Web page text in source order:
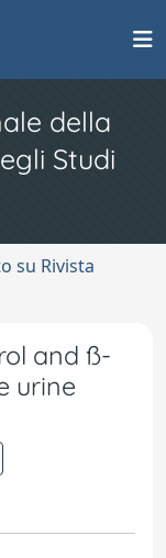
della
Studi
su Rivista
and ß-
urine